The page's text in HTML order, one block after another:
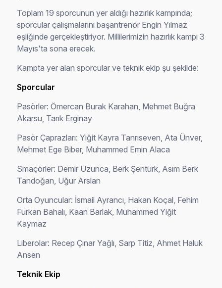
Toplam 19 sporcunun yer aldığı hazırlık kampında;
sporcular çalışmalarını başantrenör Engin Yılmaz
eşliğinde gerçekleştiriyor. Millilerimizin hazırlık kampı 3
Mayıs'ta sona erecek.
Kampta yer alan sporcular ve teknik ekip şu şekilde:
Sporcular
Pasörler: Ömercan Burak Karahan, Mehmet Buğra
Akarsu, Tarık Erginay
Pasör Çaprazları: Yiğit Kayra Tanrıseven, Ata Ünver,
Mehmet Ege Biber, Muhammed Emin Alaca
Smaçörler: Demir Uzunca, Berk Şentürk, Asım Berk
Tandoğan, Uğur Arslan
Orta Oyuncular: İsmail Ayrancı, Hakan Koçal, Fehim
Furkan Bahalı, Kaan Barlak, Muhammed Yiğit
Kaymaz
Liberolar: Recep Çınar Yağlı, Sarp Titiz, Ahmet Haluk
Ansen
Teknik Ekip